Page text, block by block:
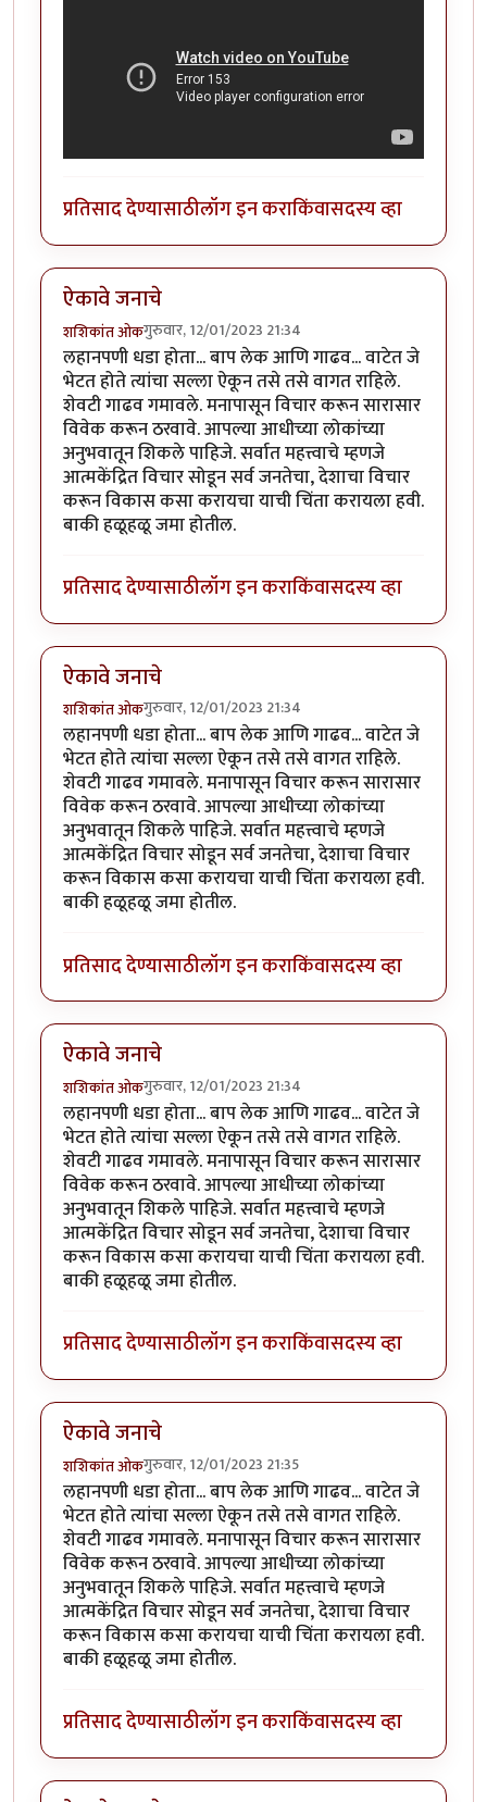
प्रतिसाद देण्यासाठीलॉग इन कराकिंवासदस्य व्हा
ऐकावे जनाचे
शशिकांत ओकगुरुवार, 12/01/2023 21:34
लहानपणी धडा होता... बाप लेक आणि गाढव... वाटेत जे
भेटत होते त्यांचा सल्ला ऐकून तसे तसे वागत राहिले.
शेवटी गाढव गमावले. मनापासून विचार करून सारासार
विवेक करून ठरवावे. आपल्या आधीच्या लोकांच्या
अनुभवातून शिकले पाहिजे. सर्वात महत्त्वाचे म्हणजे
आत्मकेंद्रित विचार सोडून सर्व जनतेचा, देशाचा विचार
करून विकास कसा करायचा याची चिंता करायला हवी.
बाकी हळूहळू जमा होतील.
प्रतिसाद देण्यासाठीलॉग इन कराकिंवासदस्य व्हा
ऐकावे जनाचे
शशिकांत ओकगुरुवार, 12/01/2023 21:34
लहानपणी धडा होता... बाप लेक आणि गाढव... वाटेत जे
भेटत होते त्यांचा सल्ला ऐकून तसे तसे वागत राहिले.
शेवटी गाढव गमावले. मनापासून विचार करून सारासार
विवेक करून ठरवावे. आपल्या आधीच्या लोकांच्या
अनुभवातून शिकले पाहिजे. सर्वात महत्त्वाचे म्हणजे
आत्मकेंद्रित विचार सोडून सर्व जनतेचा, देशाचा विचार
करून विकास कसा करायचा याची चिंता करायला हवी.
बाकी हळूहळू जमा होतील.
प्रतिसाद देण्यासाठीलॉग इन कराकिंवासदस्य व्हा
ऐकावे जनाचे
शशिकांत ओकगुरुवार, 12/01/2023 21:34
लहानपणी धडा होता... बाप लेक आणि गाढव... वाटेत जे
भेटत होते त्यांचा सल्ला ऐकून तसे तसे वागत राहिले.
शेवटी गाढव गमावले. मनापासून विचार करून सारासार
विवेक करून ठरवावे. आपल्या आधीच्या लोकांच्या
अनुभवातून शिकले पाहिजे. सर्वात महत्त्वाचे म्हणजे
आत्मकेंद्रित विचार सोडून सर्व जनतेचा, देशाचा विचार
करून विकास कसा करायचा याची चिंता करायला हवी.
बाकी हळूहळू जमा होतील.
प्रतिसाद देण्यासाठीलॉग इन कराकिंवासदस्य व्हा
ऐकावे जनाचे
शशिकांत ओकगुरुवार, 12/01/2023 21:35
लहानपणी धडा होता... बाप लेक आणि गाढव... वाटेत जे
भेटत होते त्यांचा सल्ला ऐकून तसे तसे वागत राहिले.
शेवटी गाढव गमावले. मनापासून विचार करून सारासार
विवेक करून ठरवावे. आपल्या आधीच्या लोकांच्या
अनुभवातून शिकले पाहिजे. सर्वात महत्त्वाचे म्हणजे
आत्मकेंद्रित विचार सोडून सर्व जनतेचा, देशाचा विचार
करून विकास कसा करायचा याची चिंता करायला हवी.
बाकी हळूहळू जमा होतील.
प्रतिसाद देण्यासाठीलॉग इन कराकिंवासदस्य व्हा